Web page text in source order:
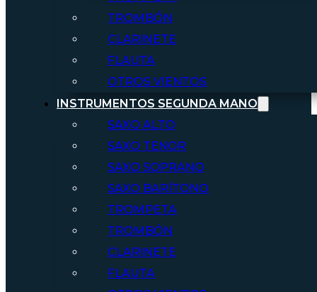
TROMBÓN
CLARINETE
FLAUTA
OTROS VIENTOS
INSTRUMENTOS SEGUNDA MANO
SAXO ALTO
SAXO TENOR
SAXO SOPRANO
SAXO BARÍTONO
TROMPETA
TROMBÓN
CLARINETE
FLAUTA